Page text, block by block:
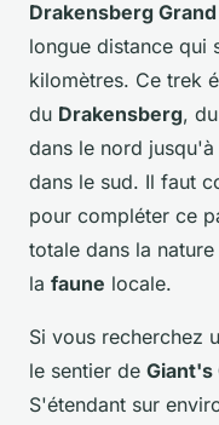
Drakensberg
longue distance qui
kilomètres. Ce trek
du Drakensberg,
dans le nord
dans le sud. Il faut
pour compléter ce
totale dans la
la faune locale.
Si vous recherchez
le sentier de Giant's
S'étendant sur